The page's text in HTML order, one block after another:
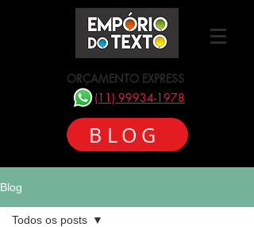
ORÇAMENTO EXPRESS
(11) 99934-1978
BLOG
Blog
Todos os posts